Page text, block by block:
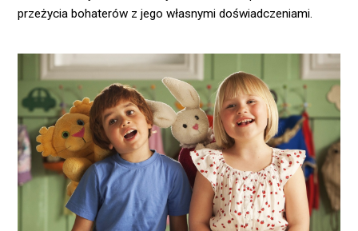
przeżycia bohaterów z jego własnymi doświadczeniami.